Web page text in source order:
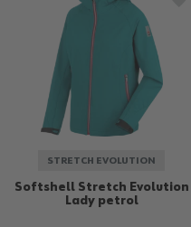
STRETCH EVOLUTION
Softshell Stretch Evolution
Lady petrol